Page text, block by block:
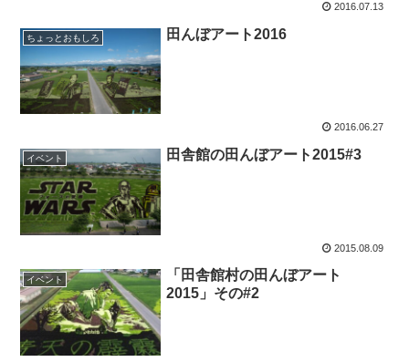
2016.07.13
ちょっとおもしろ 田んぼアート2016
2016.06.27
イベント 田舎館の田んぼアート2015#3
2015.08.09
イベント
「田舎館村の田んぼアート
2015」その#2